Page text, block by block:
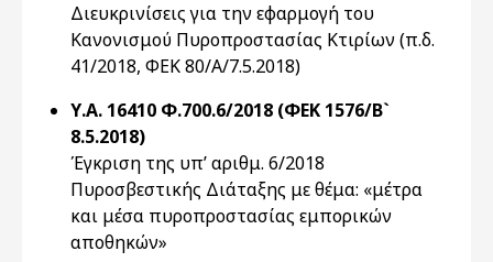
Διευκρινίσεις για την εφαρμογή του
Κανονισμού Πυροπροστασίας Κτιρίων (π.δ.
41/2018, ΦΕΚ 80/Α/7.5.2018)
Υ.Α. 16410 Φ.700.6/2018 (ΦΕΚ 1576/Β`
8.5.2018)
Έγκριση της υπ’ αριθμ. 6/2018
Πυροσβεστικής Διάταξης με θέμα: «μέτρα
και μέσα πυροπροστασίας εμπορικών
αποθηκών»